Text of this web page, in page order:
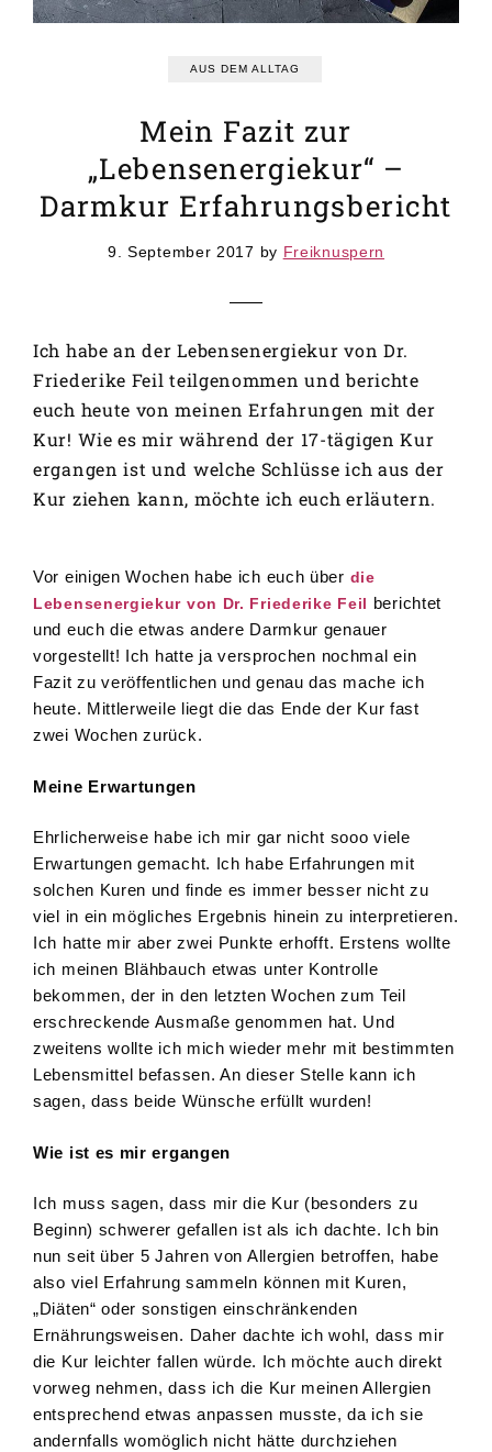
AUS DEM ALLTAG
Mein Fazit zur
„Lebensenergiekur“ –
Darmkur Erfahrungsbericht
9. September 2017 by Freiknuspern
Ich habe an der Lebensenergiekur von Dr.
Friederike Feil teilgenommen und berichte
euch heute von meinen Erfahrungen mit der
Kur! Wie es mir während der 17-tägigen Kur
ergangen ist und welche Schlüsse ich aus der
Kur ziehen kann, möchte ich euch erläutern.
Vor einigen Wochen habe ich euch über die
Lebensenergiekur von Dr. Friederike Feil berichtet
und euch die etwas andere Darmkur genauer
vorgestellt! Ich hatte ja versprochen nochmal ein
Fazit zu veröffentlichen und genau das mache ich
heute. Mittlerweile liegt die das Ende der Kur fast
zwei Wochen zurück.
Meine Erwartungen
Ehrlicherweise habe ich mir gar nicht sooo viele
Erwartungen gemacht. Ich habe Erfahrungen mit
solchen Kuren und finde es immer besser nicht zu
viel in ein mögliches Ergebnis hinein zu interpretieren.
Ich hatte mir aber zwei Punkte erhofft. Erstens wollte
ich meinen Blähbauch etwas unter Kontrolle
bekommen, der in den letzten Wochen zum Teil
erschreckende Ausmaße genommen hat. Und
zweitens wollte ich mich wieder mehr mit bestimmten
Lebensmittel befassen. An dieser Stelle kann ich
sagen, dass beide Wünsche erfüllt wurden!
Wie ist es mir ergangen
Ich muss sagen, dass mir die Kur (besonders zu
Beginn) schwerer gefallen ist als ich dachte. Ich bin
nun seit über 5 Jahren von Allergien betroffen, habe
also viel Erfahrung sammeln können mit Kuren,
„Diäten“ oder sonstigen einschränkenden
Ernährungsweisen. Daher dachte ich wohl, dass mir
die Kur leichter fallen würde. Ich möchte auch direkt
vorweg nehmen, dass ich die Kur meinen Allergien
entsprechend etwas anpassen musste, da ich sie
andernfalls womöglich nicht hätte durchziehen